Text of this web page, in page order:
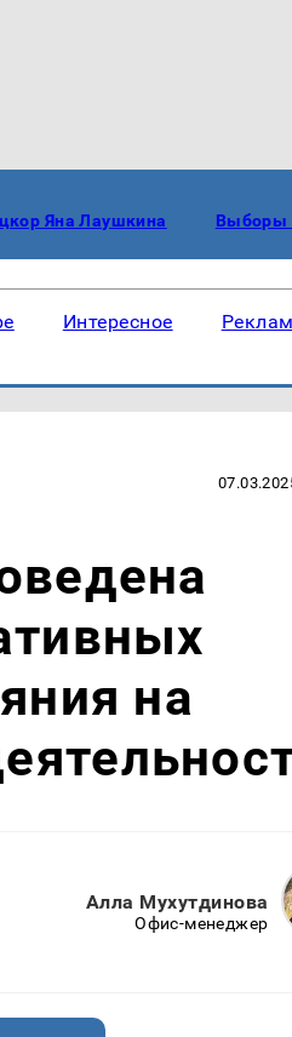
Яна Лаушкина Выборы
Интересное
на
Алла Мухутдинова
Офис-менеджер